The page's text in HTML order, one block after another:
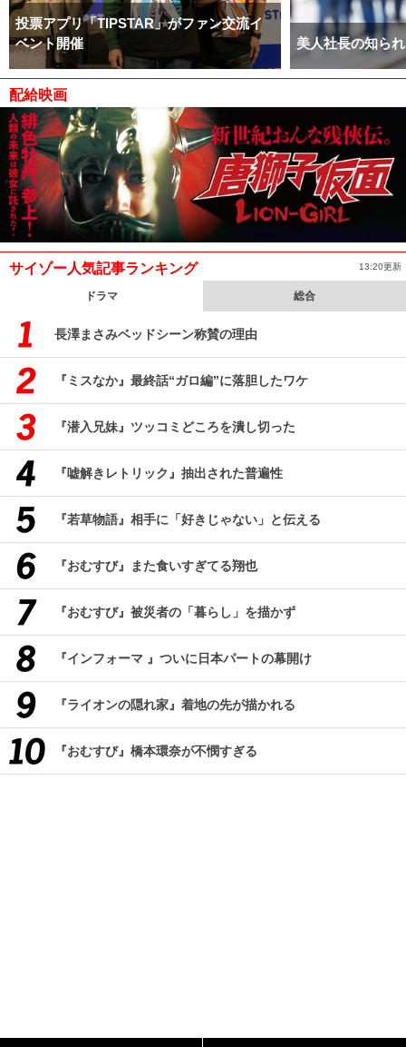
投票アプリ「TIPSTAR」がファン交流イ
ベント開催
美人社長の知ら
配給映画
サイゾー人気記事ランキング 13:20更新
ドラマ 総合
長澤まさみベッドシーン称賛の理由
『ミスなか』最終話“ガロ編”に落胆したワケ
『潜入兄妹』ツッコミどころを潰し切った
『嘘解きレトリック』抽出された普遍性
『若草物語』相手に「好きじゃない」と伝える
『おむすび』また食いすぎてる翔也
『おむすび』被災者の「暮らし」を描かず
『インフォーマ 』ついに日本パートの幕開け
『ライオンの隠れ家』着地の先が描かれる
『おむすび』橋本環奈が不憫すぎる